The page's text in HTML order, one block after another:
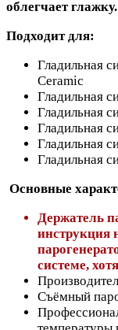
облегчает глажку.
Подходит для:
Гладильная
Ceramic
Гладильная
Гладильная
Гладильная
Гладильная
Гладильная
Основные
Держатель
инструкция
системе,
Съёмный